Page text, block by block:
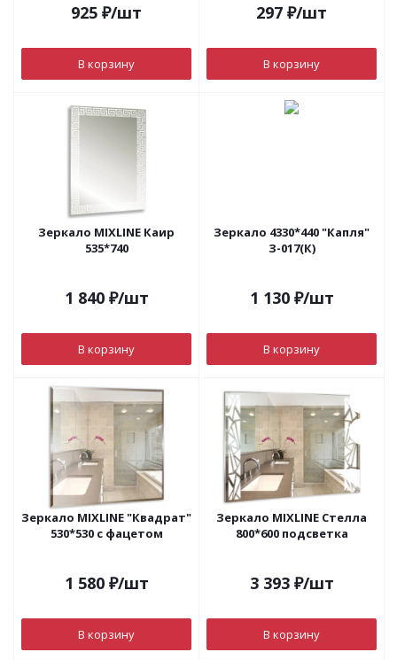
925 ₽/шт
В корзину
297 ₽/шт
В корзину
Зеркало MIXLINE Каир
535*740
1 840₽/шт
В корзину
Зеркало 4330*440 "Капля"
З-017(К)
1 130₽/шт
В корзину
Зеркало MIXLINE "Квадрат"
530*530 с фацетом
1 580₽/шт
В корзину
Зеркало MIXLINE Стелла
800*600 подсветка
3 393₽/шт
В корзину